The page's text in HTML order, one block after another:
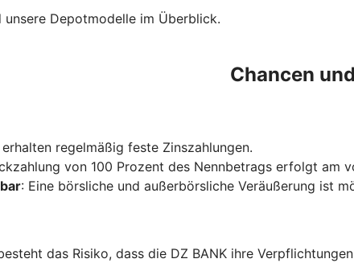
Depotmodelle im Überblick.
Chancen
erhalten regelmäßig feste Zinszahlungen.
von 100 Prozent des Nennbetrags erfolgt am
: Eine börsliche und außerbörsliche Veräußerung ist
das Risiko, dass die DZ BANK ihre